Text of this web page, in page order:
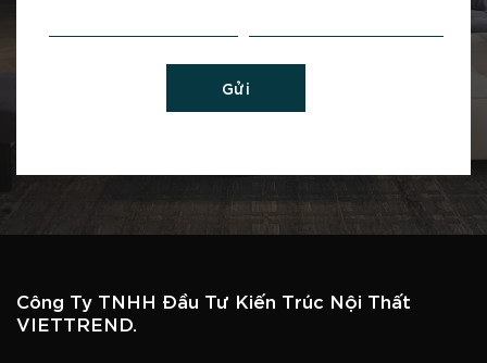
Gửi
Công Ty TNHH Đầu Tư Kiến Trúc Nội Thất
VIETTREND.